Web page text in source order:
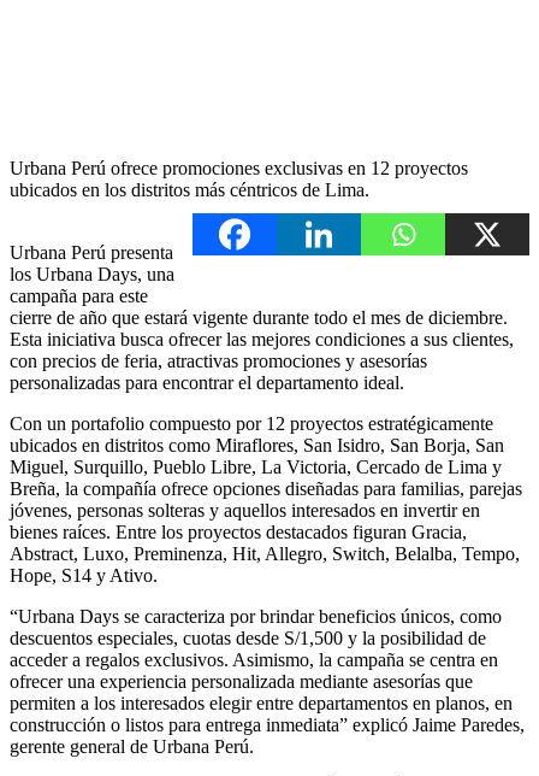
Urbana Perú ofrece promociones exclusivas en 12 proyectos
ubicados en los distritos más céntricos de Lima.
Urbana Perú presenta
los Urbana Days, una
campaña para este
cierre de año que estará vigente durante todo el mes de diciembre.
Esta iniciativa busca ofrecer las mejores condiciones a sus clientes,
con precios de feria, atractivas promociones y asesorías
personalizadas para encontrar el departamento ideal.
Con un portafolio compuesto por 12 proyectos estratégicamente
ubicados en distritos como Miraflores, San Isidro, San Borja, San
Miguel, Surquillo, Pueblo Libre, La Victoria, Cercado de Lima y
Breña, la compañía ofrece opciones diseñadas para familias, parejas
jóvenes, personas solteras y aquellos interesados en invertir en
bienes raíces. Entre los proyectos destacados figuran Gracia,
Abstract, Luxo, Preminenza, Hit, Allegro, Switch, Belalba, Tempo,
Hope, S14 y Ativo.
“Urbana Days se caracteriza por brindar beneficios únicos, como
descuentos especiales, cuotas desde S/1,500 y la posibilidad de
acceder a regalos exclusivos. Asimismo, la campaña se centra en
ofrecer una experiencia personalizada mediante asesorías que
permiten a los interesados elegir entre departamentos en planos, en
construcción o listos para entrega inmediata” explicó Jaime Paredes,
gerente general de Urbana Perú.